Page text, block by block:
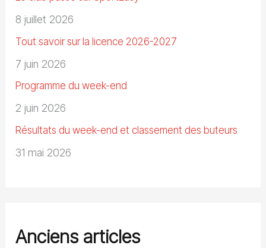
8 juillet 2026
Tout savoir sur la licence 2026-2027
7 juin 2026
Programme du week-end
2 juin 2026
Résultats du week-end et classement des buteurs
31 mai 2026
Anciens articles